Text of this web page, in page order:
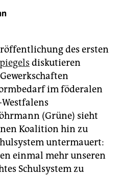
des ersten
diskutieren
im föderalen
(Grüne) sieht
Koalition hin zu
untermauert:
einmal mehr unseren
Schulsystem zu